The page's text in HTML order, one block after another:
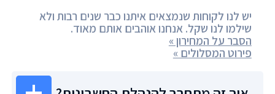
יש לנו לקוחות שנמצאים איתנו כבר שנים רבות ולא
שילמו לנו שקל. אנחנו אוהבים אותם מאוד.
הסבר על המחירון »
פירוט המסלולים »